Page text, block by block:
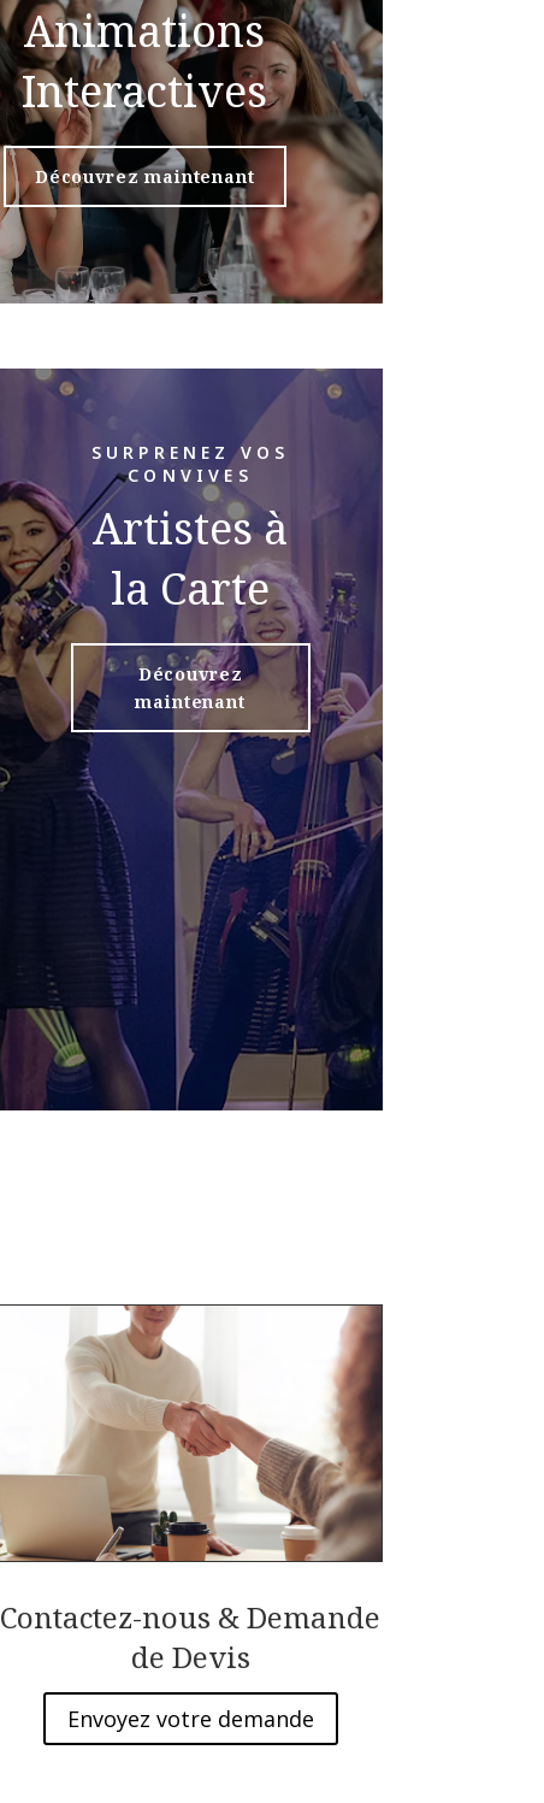
Animations
Interactives
Découvrez maintenant
SURPRENEZ VOS
CONVIVES
Artistes à
la Carte
Découvrez
maintenant
Contactez-nous & Demande
de Devis
Envoyez votre demande